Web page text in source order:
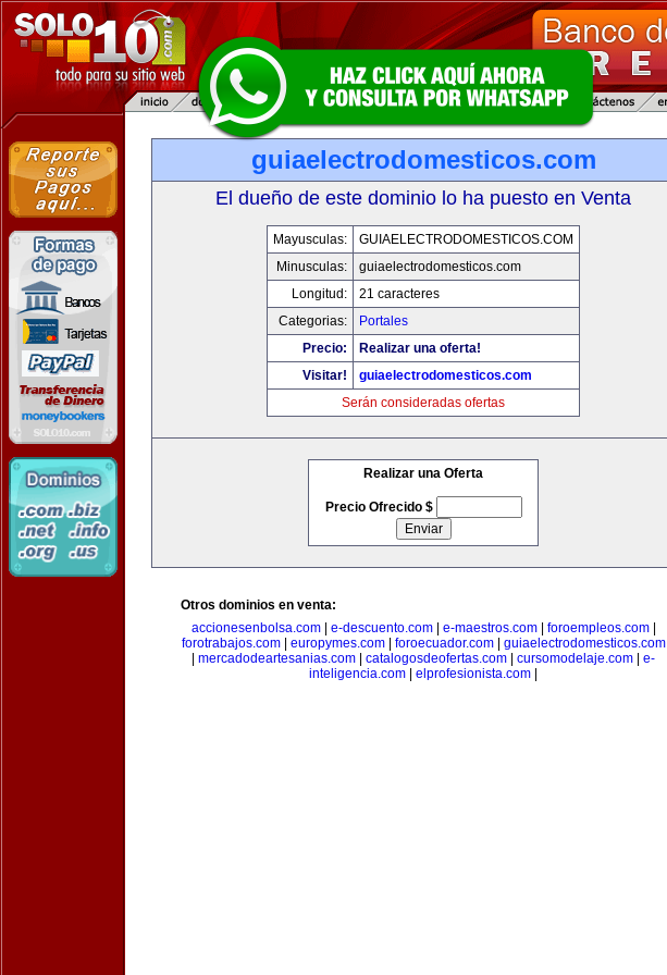
guiaelectrodomesticos.com
El dueño de este dominio lo ha puesto en Venta
Mayusculas:
GUIAELECTRODOMESTICOS.COM
Minusculas:
guiaelectrodomesticos.com
Longitud:
21 caracteres
Categorias:
Portales
Precio:
Realizar una oferta!
Visitar!
guiaelectrodomesticos.com
Serán consideradas ofertas
Realizar una Oferta
Precio Ofrecido $
Otros dominios en venta:
accionesenbolsa.com| e-descuento.com| e-maestros.com| foroempleos.com|
forotrabajos.com| europymes.com| foroecuador.com| guiaelectrodomesticos.com
mercadodeartesanias.com catalogosdeofertas.com cursomodelaje.com
e-
inteligencia.com
elprofesionista.com